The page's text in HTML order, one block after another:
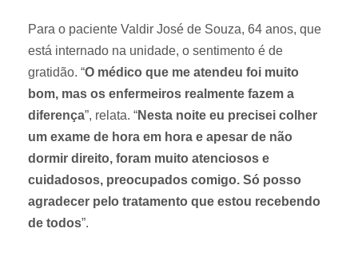
Para o paciente Valdir José de Souza, 64 anos, que
está internado na unidade, o sentimento é de
gratidão. “O médico que me atendeu foi muito
bom, mas os enfermeiros realmente fazem a
diferença”, relata. “Nesta noite eu precisei colher
um exame de hora em hora e apesar de não
dormir direito, foram muito atenciosos e
cuidadosos, preocupados comigo. Só posso
agradecer pelo tratamento que estou recebendo
de todos”.